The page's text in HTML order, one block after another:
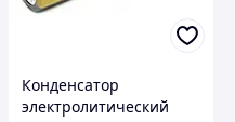
Конденсатор
электролитический